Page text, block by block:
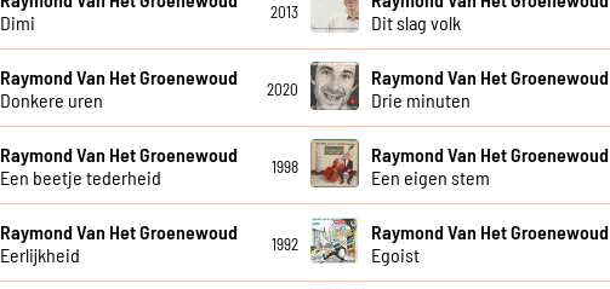
Dimi
2013
Dit slag volk
Raymond Van Het Groenewoud
Donkere uren
2020
Raymond Van Het Groenewoud
Drie minuten
Raymond Van Het Groenewoud
Een beetje tederheid
1998
Raymond Van Het Groenewoud
Een eigen stem
Raymond Van Het Groenewoud
Eerlijkheid
1992
Raymond Van Het Groenewoud
Egoist